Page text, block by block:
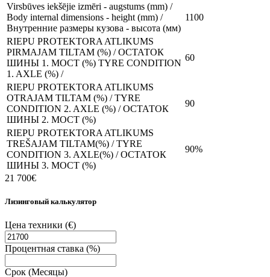
Virsbūves iekšējie izmēri - augstums (mm) /
Body internal dimensions - height (mm) /
Внутренние размеры кузова - высота (мм)
1100
RIEPU PROTEKTORA ATLIKUMS
PIRMAJAM TILTAM (%) / ОСТАТОК
ШИНЫ 1. МОСТ (%) TYRE CONDITION
1. AXLE (%) /
60
RIEPU PROTEKTORA ATLIKUMS
OTRAJAM TILTAM (%) / TYRE
CONDITION 2. AXLE (%) / ОСТАТОК
ШИНЫ 2. МОСТ (%)
90
RIEPU PROTEKTORA ATLIKUMS
TREŠAJAM TILTAM(%) / TYRE
CONDITION 3. AXLE(%) / ОСТАТОК
ШИНЫ 3. МОСТ (%)
90%
21 700€
Лизинговый калькулятор
Цена техники (€)
Процентная ставка (%)
Срок (Месяцы)